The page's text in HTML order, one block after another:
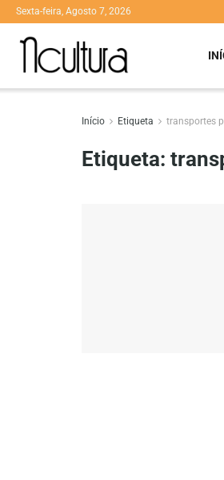
Sexta-feira, Agosto 7, 2026
Início Etiqueta transportes
Etiqueta: